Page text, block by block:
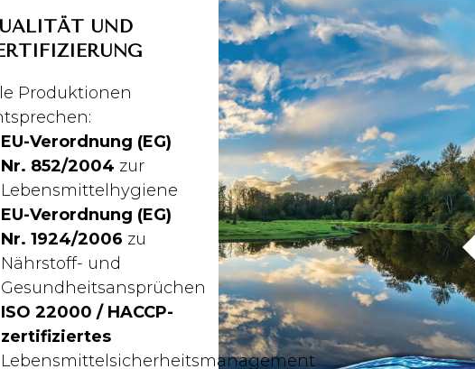
UND
Produktionen
EU-Verordnung (EG)
Nr. 852/2004 zur
Lebensmittelhygiene
EU-Verordnung (EG)
Nr. 1924/2006 zu
Nährstoff- und
Gesundheitsansprüchen
ISO 22000 / HACCP-
zertifiziertes
Lebensmittelsicherheitsmanagement